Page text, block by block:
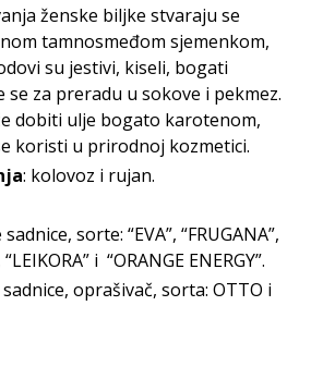
ženske biljke stvaraju se
tamnosmeđom sjemenkom,
su jestivi, kiseli, bogati
se za preradu u sokove i pekmez.
dobiti ulje bogato karotenom,
koristi u prirodnoj kozmetici.
: kolovoz i rujan.
sorte: “EVA”, “FRUGANA”,
“LEIKORA” i “ORANGE ENERGY”.
oprašivač, sorta: OTTO i